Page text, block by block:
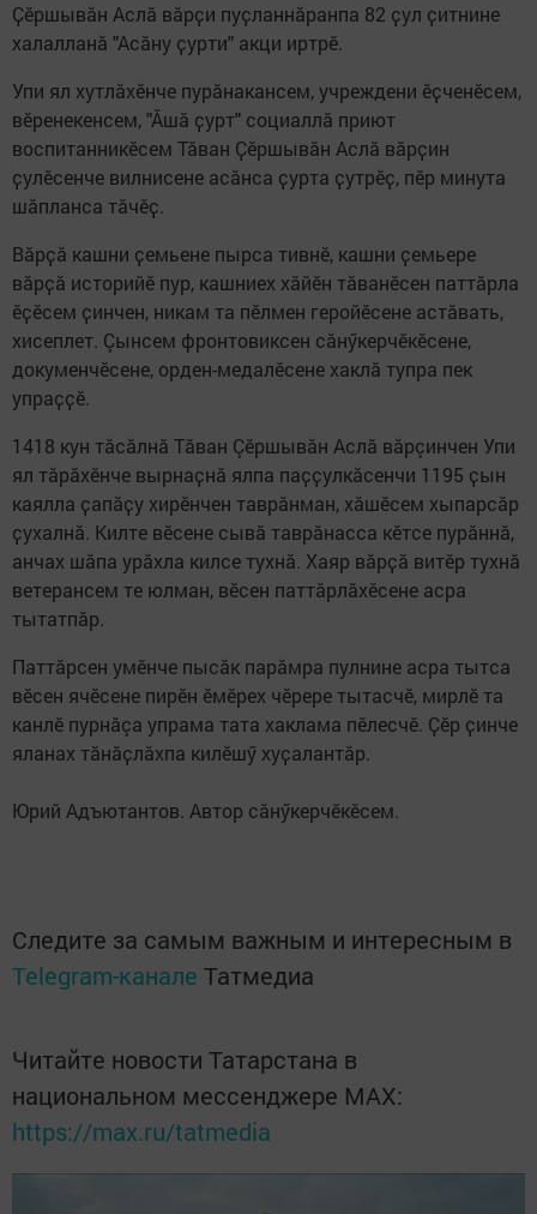
Ҫӗршывӑн Аслӑ вӑрҫи пуҫланнӑранпа 82 ҫул ҫитнине
халалланӑ "Асӑну ҫурти" акци иртрӗ.
Упи ял хутлӑхӗнче пурӑнакансем, учреждени ӗҫченӗсем,
вӗренекенсем, "Ӑшӑ ҫурт" социаллӑ приют
воспитанникӗсем Тӑван Ҫӗршывӑн Аслӑ вӑрҫин
ҫулӗсенче вилнисене асӑнса ҫурта ҫутрӗҫ, пӗр минута
шӑпланса тӑчӗҫ.
Вӑрҫӑ кашни ҫемьене пырса тивнӗ, кашни ҫемьере
вӑрҫӑ историйӗ пур, кашниех хӑйӗн тăванӗсен паттӑрла
ӗҫӗсем ҫинчен, никам та пӗлмен геройӗсене астӑвать,
хисеплет. Çынсем фронтовиксен сӑнӳкерчӗкӗсене,
докуменчӗсене, орден-медалӗсене хаклӑ тупра пек
упраҫҫӗ.
1418 кун тăсăлнă Тăван Çӗршывăн Аслă вăрçинчен Упи
ял тӑрӑхĕнче вырнаҫнӑ ялпа паҫҫулкăсенчи​ 1195 ҫын
каялла ҫапӑҫу хирӗнчен таврӑнман, хӑшӗсем хыпарсӑр
ҫухалнӑ. Килте вӗсене сывӑ таврӑнасса кӗтсе пурӑннӑ,
анчах шӑпа урӑхла килсе тухнӑ. Хаяр вӑрҫӑ витӗр тухнӑ
ветерансем те юлман, вӗсен паттӑрлӑхӗсене асра
тытатпӑр.
Паттăрсен умĕнче пысăк парăмра пулнине асра тытса
вĕсен ячĕсене пирĕн ĕмĕрех чĕрере тытасчĕ, мирлĕ та
канлĕ пурнăçа упрама тата хаклама пĕлесчĕ. Ҫӗр ҫинче
яланах тӑнӑҫлӑхпа килӗшӳ хуҫалантӑр.
Юрий Адъютантов. Автор сăнӳкерчӗкӗсем.
Следите за самым важным и интересным в
Telegram-канале Татмедиа
Читайте новости Татарстана в
национальном мессенджере MАХ:
https://max.ru/tatmedia